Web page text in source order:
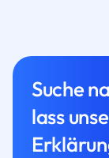
Suche
lass